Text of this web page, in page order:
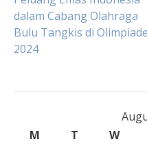
Post
navigation
dalam Cabang Olahraga
Bulu Tangkis di Olimpiade
2024
M
T W